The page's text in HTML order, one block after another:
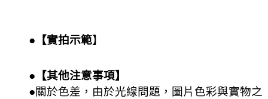
●【實拍示範】
●【其他注意事項】
●關於色差，由於光線問題，圖片色彩與實物之